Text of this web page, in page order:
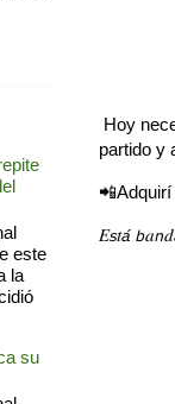
Hoy
partido y
𝐸𝘴𝑡𝘢́
este
la
su